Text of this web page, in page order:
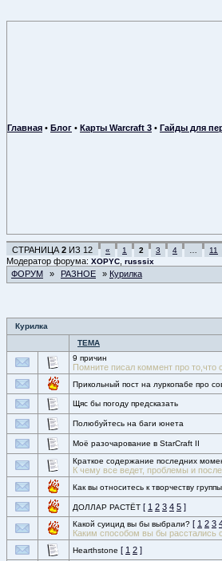
Главная • Блог • Карты Warcraft 3 • Гайды для
СТРАНИЦА 2 ИЗ 12 « 1 2 3 4 11
Модератор форума: XOPYC russsix
ФОРУМ » РАЗНОЕ » Курилка
Курилка
ТЕМА
9 причин
Помните писал коммент про
Прикольный пост на луркопабе про
Щяс бы погоду предсказать
Полюбуйтесь на баги юнета
Моё разочарование в StarCraft II
Краткое содержание последних
К чему все ведет, проблемы и
Как вы относитесь к творчеству
ДОЛЛАР РАСТЁТ [ 1 2 3 4 5 ]
Какой суицид вы бы выбрали? [ 1 2 3
Каким способом вы бы расстались
Hearthstone [ 1 2 ]